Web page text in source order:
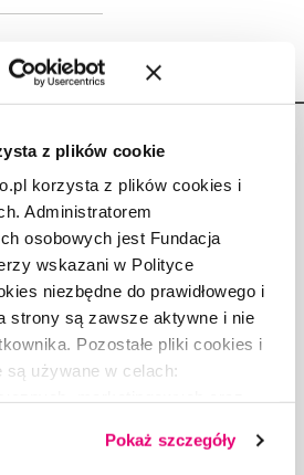
z plików cookie
korzysta z plików cookies i
Administratorem
osobowych jest Fundacja
wskazani w Polityce
niezbędne do prawidłowego i
strony są zawsze aktywne i nie
Pozostałe pliki cookies i
są używane w celach:
pliki cookies i technologie
Pokaż szczegóły